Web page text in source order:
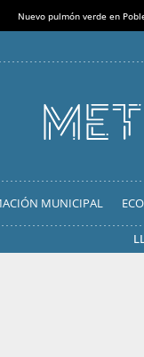
Nuevo pulmón verde en
MUNICIPAL